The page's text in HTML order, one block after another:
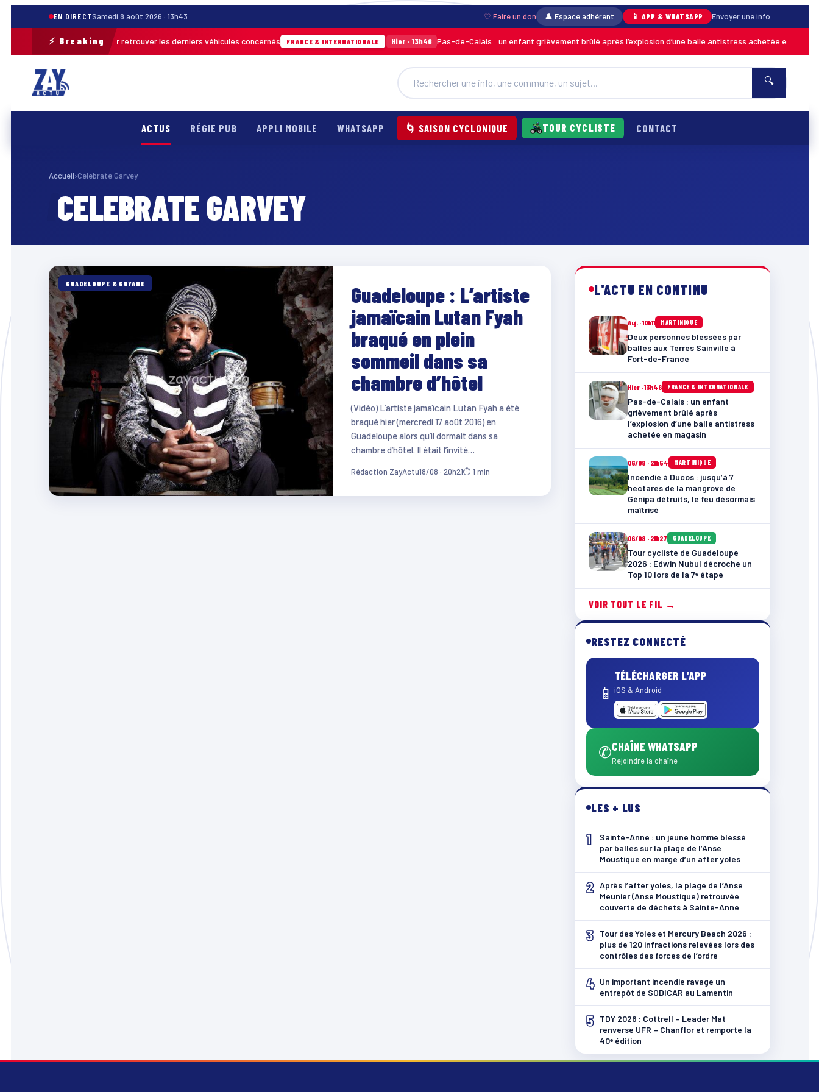
EN DIRECTSamedi 8 août 2026 · 13h43 ♡ Faire un don 👤 Espace adhérent 📱 APP & WHATSAPP Envoyer une info
⚡ Breaking
opération de terrain pour retrouver les derniers véhicules concernés FRANCE & INTERNATIONALE Hier · 13h46 Pas-de-Calais : un enfant grièvement brûlé après l’explosion d’une balle antistress achetée en magasin
🔍
ACTUS RÉGIE PUB APPLI MOBILE WHATSAPP 🌀 SAISON CYCLONIQUE TOUR CYCLISTE CONTACT
Accueil›Celebrate Garvey
CELEBRATE GARVEY
GUADELOUPE & GUYANE
Guadeloupe : L’artiste
jamaïcain Lutan Fyah
braqué en plein
sommeil dans sa
chambre d’hôtel
(Vidéo) L’artiste jamaïcain Lutan Fyah a été
braqué hier (mercredi 17 août 2016) en
Guadeloupe alors qu’il dormait dans sa
chambre d’hôtel. Il était l’invité…
Rédaction ZayActu18/08 · 20h21⏱ 1 min
L'ACTU EN CONTINU
Auj. · 10h11 MARTINIQUE
Deux personnes blessées par
balles aux Terres Sainville à
Fort-de-France
Hier · 13h46 FRANCE & INTERNATIONALE
Pas-de-Calais : un enfant
grièvement brûlé après
l’explosion d’une balle antistress
achetée en magasin
06/08 · 21h54 MARTINIQUE
Incendie à Ducos : jusqu’à 7
hectares de la mangrove de
Génipa détruits, le feu désormais
maîtrisé
06/08 · 21h27 GUADELOUPE
Tour cycliste de Guadeloupe
2026 : Edwin Nubul décroche un
Top 10 lors de la 7ᵉ étape
VOIR TOUT LE FIL →
RESTEZ CONNECTÉ
📱
TÉLÉCHARGER L'APP
iOS & Android
✆CHAÎNE WHATSAPP
Rejoindre la chaîne
LES + LUS
1
Sainte-Anne : un jeune homme blessé
par balles sur la plage de l’Anse
Moustique en marge d’un after yoles
2 Après l’after yoles, la plage de l’Anse
Meunier (Anse Moustique) retrouvée
couverte de déchets à Sainte-Anne
3
Tour des Yoles et Mercury Beach 2026 :
plus de 120 infractions relevées lors des
contrôles des forces de l’ordre
4 Un important incendie ravage un
entrepôt de SODICAR au Lamentin
5
TDY 2026 : Cottrell – Leader Mat
renverse UFR – Chanflor et remporte la
40ᵉ édition